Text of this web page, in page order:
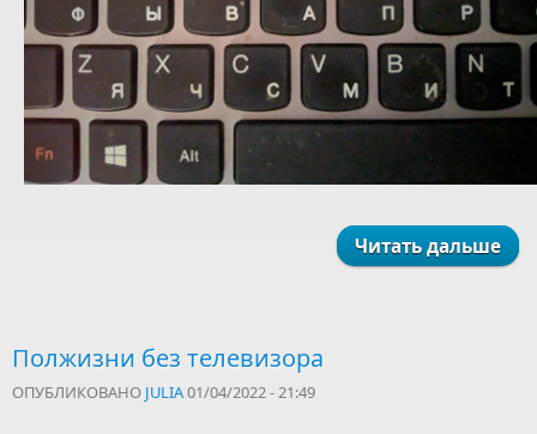
Читать дальше
Полжизни без телевизора
ОПУБЛИКОВАНО JULIA01/04/2022 - 21:49